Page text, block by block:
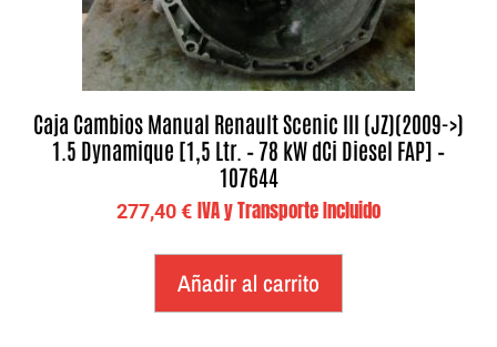
Caja Cambios Manual Renault Scenic III (JZ)(2009->)
1.5 Dynamique [1,5 Ltr. – 78 kW dCi Diesel FAP] –
107644
277,40€ IVA y Transporte Incluido
Añadir al carrito